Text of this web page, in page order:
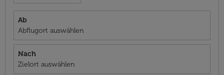
Ab
Abflugort auswählen
Nach
Zielort auswählen